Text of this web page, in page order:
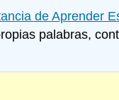
de Aprender
palabras,